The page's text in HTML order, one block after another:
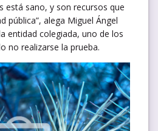
está sano, y son recursos que
pública”, alega Miguel Ángel
entidad colegiada, uno de los
no realizarse la prueba.